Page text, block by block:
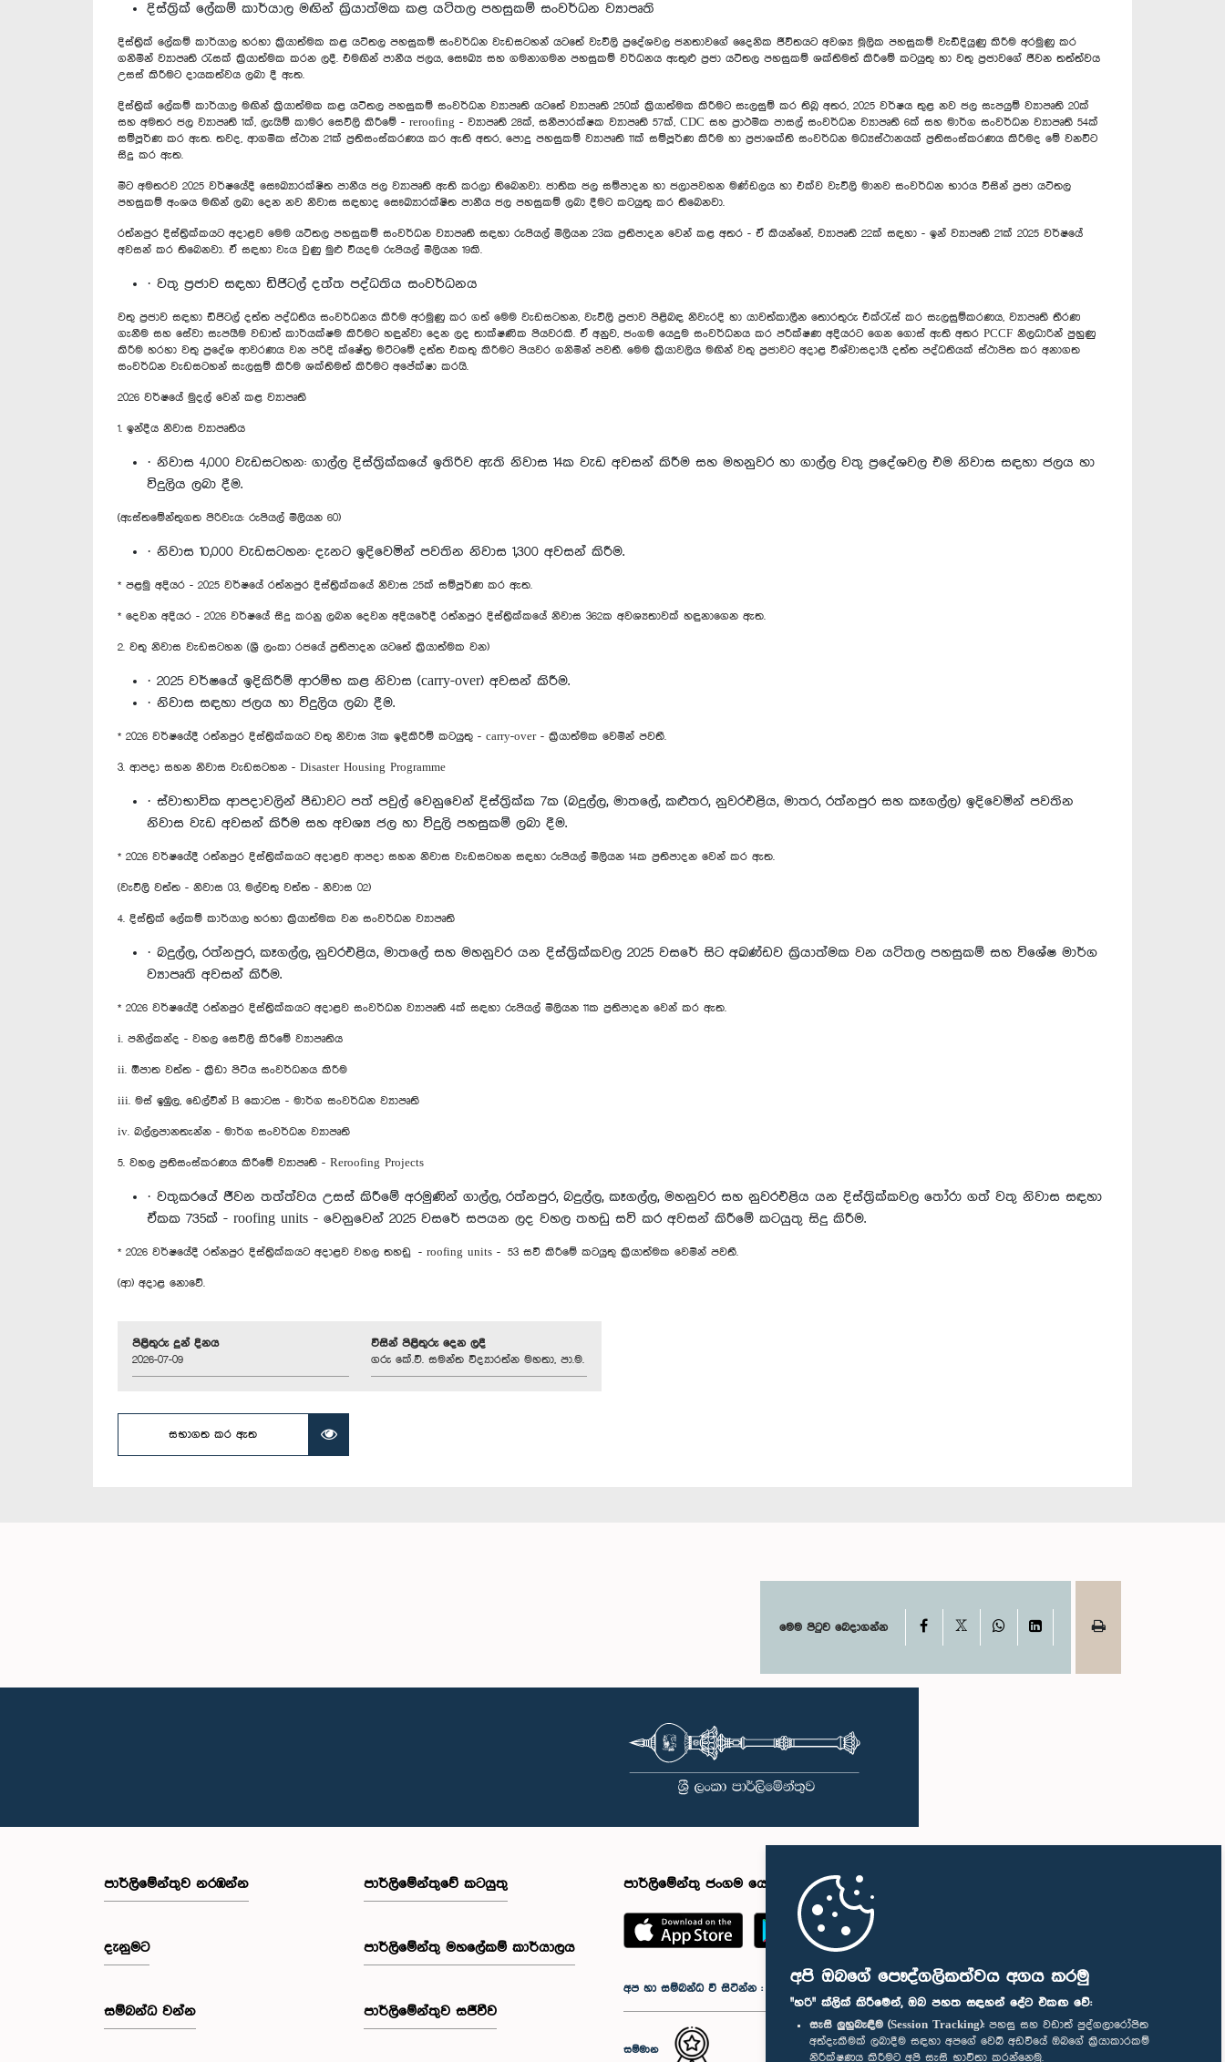
අපි ඔබගේ පෞද්ගලිකත්වය අගය කරමු
"හරි" ක්ලික් කිරීමෙන්, ඔබ පහත සඳහන් දේට එකඟ වේ:
සැසි ලුහුබැඳීම (Session Tracking): පහසු සහ වඩාත් පුද්ගලාරෝපිත
අත්දැකීමක් ලබාදීම සඳහා අපගේ වෙබ් අඩවියේ ඔබගේ ක්‍රියාකාරකම්
නිරීක්ෂණය කිරීමට අපි සැසි භාවිතා කරන්නෙමු.
දිස්ත්‍රික් ලේකම් කාර්යාල මඟින් ක්‍රියාත්මක කළ යටිතල පහසුකම් සංවර්ධන ව්‍යාපෘති
දිස්ත්‍රික් ලේකම් කාර්යාල හරහා ක්‍රියාත්මක කළ යටිතල පහසුකම් සංවර්ධන වැඩසටහන් යටතේ වැවිලි ප්‍රදේශවල ජනතාවගේ දෛනික ජීවිතයට අවශ්‍ය මූලික පහසුකම් වැඩිදියුණු කිරීම අරමුණු කර
ගනිමින් ව්‍යාපෘති රැසක් ක්‍රියාත්මක කරන ලදී. එමඟින් පානීය ජලය, සෞඛ්‍ය සහ ගමනාගමන පහසුකම් වර්ධනය ඇතුළු ප්‍රජා යටිතල පහසුකම් ශක්තිමත් කිරීමේ කටයුතු හා වතු ප්‍රජාවගේ ජීවන තත්ත්වය
උසස් කිරීමට දායකත්වය ලබා දී ඇත.
දිස්ත්‍රික් ලේකම් කාර්යාල මඟින් ක්‍රියාත්මක කළ යටිතල පහසුකම් සංවර්ධන ව්‍යාපෘති යටතේ ව්‍යාපෘති 250ක් ක්‍රියාත්මක කිරීමට සැලසුම් කර තිබූ අතර, 2025 වර්ෂය තුළ නව ජල සැපයුම් ව්‍යාපෘති 20ක්
සහ අමතර ජල ව්‍යාපෘති 1ක්, ලැයිම් කාමර සෙවිලි කිරීමේ - reroofing - ව්‍යාපෘති 28ක්, සනීපාරක්ෂක ව්‍යාපෘති 57ක්, CDC සහ ප්‍රාථමික පාසල් සංවර්ධන ව්‍යාපෘති 6ක් සහ මාර්ග සංවර්ධන ව්‍යාපෘති 54ක්
සම්පූර්ණ කර ඇත. තවද, ආගමික ස්ථාන 21ක් ප්‍රතිසංස්කරණය කර ඇති අතර, පොදු පහසුකම් ව්‍යාපෘති 11ක් සම්පූර්ණ කිරීම හා ප්‍රජාශක්ති සංවර්ධන මධ්‍යස්ථානයක් ප්‍රතිසංස්කරණය කිරීමද මේ වනවිට
සිදු කර ඇත.
මීට අමතරව 2025 වර්ෂයේදී සෞඛ්‍යාරක්ෂිත පානීය ජල ව්‍යාපෘති ඇති කරලා තිබෙනවා. ජාතික ජල සම්පාදන හා ජලාපවහන මණ්ඩලය හා එක්ව වැවිලි මානව සංවර්ධන භාරය විසින් ප්‍රජා යටිතල
පහසුකම් අංශය මඟින් ලබා දෙන නව නිවාස සඳහාද සෞඛ්‍යාරක්ෂිත පානීය ජල පහසුකම් ලබා දීමට කටයුතු කර තිබෙනවා.
රත්නපුර දිස්ත්‍රික්කයට අදාළව මෙම යටිතල පහසුකම් සංවර්ධන ව්‍යාපෘති සඳහා රුපියල් මිලියන 23ක ප්‍රතිපාදන වෙන් කළ අතර - ඒ කියන්නේ, ව්‍යාපෘති 22ක් සඳහා - ඉන් ව්‍යාපෘති 21ක් 2025 වර්ෂයේ
අවසන් කර තිබෙනවා. ඒ සඳහා වැය වුණු මුළු වියදම රුපියල් මිලියන 19කි.
· වතු ප්‍රජාව සඳහා ඩිජිටල් දත්ත පද්ධතිය සංවර්ධනය
වතු ප්‍රජාව සඳහා ඩිජිටල් දත්ත පද්ධතිය සංවර්ධනය කිරීම අරමුණු කර ගත් මෙම වැඩසටහන, වැවිලි ප්‍රජාව පිළිබඳ නිවැරදි හා යාවත්කාලීන තොරතුරු එක්රැස් කර සැලසුම්කරණය, ව්‍යාපෘති තීරණ
ගැනීම සහ සේවා සැපයීම වඩාත් කාර්යක්ෂම කිරීමට හඳුන්වා දෙන ලද තාක්ෂණික පියවරකි. ඒ අනුව, ජංගම යෙදුම සංවර්ධනය කර පරීක්ෂණ අදියරට ගෙන ගොස් ඇති අතර PCCF නිලධාරින් පුහුණු
කිරීම හරහා වතු ප්‍රදේශ ආවරණය වන පරිදි ක්ෂේත්‍ර මට්ටමේ දත්ත එකතු කිරීමට පියවර ගනිමින් පවතී. මෙම ක්‍රියාවලිය මඟින් වතු ප්‍රජාවට අදාළ විශ්වාසදායී දත්ත පද්ධතියක් ස්ථාපිත කර අනාගත
සංවර්ධන වැඩසටහන් සැලසුම් කිරීම ශක්තිමත් කිරීමට අපේක්ෂා කරයි.
2026 වර්ෂයේ මුදල් වෙන් කළ ව්‍යාපෘති
1. ඉන්දීය නිවාස ව්‍යාපෘතිය
· නිවාස 4,000 වැඩසටහන: ගාල්ල දිස්ත්‍රික්කයේ ඉතිරිව ඇති නිවාස 14ක වැඩ අවසන් කිරීම සහ මහනුවර හා ගාල්ල වතු ප්‍රදේශවල එම නිවාස සඳහා ජලය හා
විදුලිය ලබා දීම.
(ඇස්තමේන්තුගත පිරිවැය: රුපියල් මිලියන 60)
· නිවාස 10,000 වැඩසටහන: දැනට ඉදිවෙමින් පවතින නිවාස 1,300 අවසන් කිරීම.
* පළමු අදියර - 2025 වර්ෂයේ රත්නපුර දිස්ත්‍රික්කයේ නිවාස 25ක් සම්පූර්ණ කර ඇත.
* දෙවන අදියර - 2026 වර්ෂයේ සිදු කරනු ලබන දෙවන අදියරේදී රත්නපුර දිස්ත්‍රික්කයේ නිවාස 362ක අවශ්‍යතාවක් හඳුනාගෙන ඇත.
2. වතු නිවාස වැඩසටහන (ශ්‍රී ලංකා රජයේ ප්‍රතිපාදන යටතේ ක්‍රියාත්මක වන)
· 2025 වර්ෂයේ ඉදිකිරීම් ආරම්භ කළ නිවාස (carry-over) අවසන් කිරීම.
· නිවාස සඳහා ජලය හා විදුලිය ලබා දීම.
* 2026 වර්ෂයේදී රත්නපුර දිස්ත්‍රික්කයට වතු නිවාස 31ක ඉදිකිරීම් කටයුතු - carry-over - ක්‍රියාත්මක වෙමින් පවතී.
3. ආපදා සහන නිවාස වැඩසටහන - Disaster Housing Programme
· ස්වාභාවික ආපදාවලින් පීඩාවට පත් පවුල් වෙනුවෙන් දිස්ත්‍රික්ක 7ක (බදුල්ල, මාතලේ, කළුතර, නුවරඑළිය, මාතර, රත්නපුර සහ කෑගල්ල) ඉදිවෙමින් පවතින
නිවාස වැඩ අවසන් කිරීම සහ අවශ්‍ය ජල හා විදුලි පහසුකම් ලබා දීම.
* 2026 වර්ෂයේදී රත්නපුර දිස්ත්‍රික්කයට අදාළව ආපදා සහන නිවාස වැඩසටහන සඳහා රුපියල් මිලියන 14ක ප්‍රතිපාදන වෙන් කර ඇත.
(වැවිලි වත්ත - නිවාස 03, මල්වතු වත්ත - නිවාස 02)
4. දිස්ත්‍රික් ලේකම් කාර්යාල හරහා ක්‍රියාත්මක වන සංවර්ධන ව්‍යාපෘති
· බදුල්ල, රත්නපුර, කෑගල්ල, නුවරඑළිය, මාතලේ සහ මහනුවර යන දිස්ත්‍රික්කවල 2025 වසරේ සිට අඛණ්ඩව ක්‍රියාත්මක වන යටිතල පහසුකම් සහ විශේෂ මාර්ග
ව්‍යාපෘති අවසන් කිරීම.
* 2026 වර්ෂයේදී රත්නපුර දිස්ත්‍රික්කයට අදාළව සංවර්ධන ව්‍යාපෘති 4ක් සඳහා රුපියල් මිලියන 11ක ප්‍රතිපාදන වෙන් කර ඇත.
i. පනිල්කන්ද - වහල සෙවිලි කිරීමේ ව්‍යාපෘතිය
ii. ඕපාත වත්ත - ක්‍රීඩා පිටිය සංවර්ධනය කිරීම
iii. මස් ඉඹුල, ඩෙල්වින් B කොටස - මාර්ග සංවර්ධන ව්‍යාපෘති
iv. බල්ලපානතැන්න - මාර්ග සංවර්ධන ව්‍යාපෘති
5. වහල ප්‍රතිසංස්කරණය කිරීමේ ව්‍යාපෘති - Reroofing Projects
· වතුකරයේ ජීවන තත්ත්වය උසස් කිරීමේ අරමුණින් ගාල්ල, රත්නපුර, බදුල්ල, කෑගල්ල, මහනුවර සහ නුවරඑළිය යන දිස්ත්‍රික්කවල තෝරා ගත් වතු නිවාස සඳහා
ඒකක 735ක් - roofing units - වෙනුවෙන් 2025 වසරේ සපයන ලද වහල තහඩු සවි කර අවසන් කිරීමේ කටයුතු සිදු කිරීම.
* 2026 වර්ෂයේදී රත්නපුර දිස්ත්‍රික්කයට අදාළව වහල තහඩු - roofing units - 53 සවි කිරීමේ කටයුතු ක්‍රියාත්මක වෙමින් පවතී.
(ආ) අදාළ නොවේ.
පිළිතුරු දුන් දිනය
2026-07-09
විසින් පිළිතුරු දෙන ලදී
ගරු කේ.වී. සමන්ත විද්‍යාරත්න මහතා, පා.ම.
සභාගත කර ඇත
මෙම පිටුව බෙදාගන්න Facebook WhatsAppLinkedIn
පාර්ලි‌මේන්තුව නරඹන්න
දැනුමට
සම්බන්ධ වන්න
පාර්ලිමේන්තුවේ කටයුතු
පාර්ලිමේන්තු මහලේකම් කාර්යාලය
පාර්ලිමේන්තුව සජීවීව
පාර්ලිමේන්තු ජංගම යෙදුම
අප හා සම්බන්ධ වී සිටින්න :
සම්මාන